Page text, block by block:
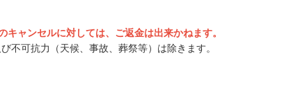
ャンセルに対しては、ご返金は出来かねます。
不可抗力（天候、事故、葬祭等）は除きます。